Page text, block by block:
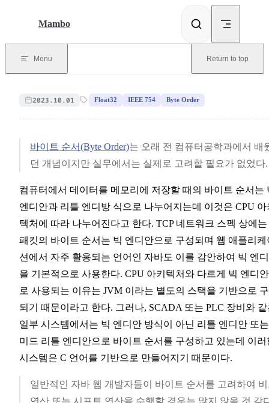
Mambo
Menu Return to top
2023.10.01 Float32 IEEE 754 Byte Order
바이트 순서(Byte Order)는 오래 전 컴퓨터공학과에서 배
던 개념이지만 실무에서는 실제로 고려할 필요가 없었다.
컴퓨터에서 데이터를 메모리에 저장할 때의 바이트 순서는
엔디안과 리틀 엔디방 식으로 나누어지는데 이것은 CPU 아
텍처에 따라 나누어진다고 한다. TCP 네트워크 스펙 상에는
패킷의 바이트 순서는 빅 엔디안으로 구성되며 웹 애플리케
션에서 자주 활용되는 언어인 자바도 이를 감안하여 빅 엔
을 기본적으로 사용한다. CPU 아키텍처와 다르게 빅 엔디
로 사용되는 이유는 JVM 이라는 별도의 스택을 기반으로
되기 때문이라고 한다. 그러나, SCADA 또는 PLC 장비와
일부 시스템에서는 빅 엔디안 방식이 아닌 리틀 엔디안 또는
미드 리틀 엔디안으로 바이트 순서를 구성하고 있는데 이러
시스템은 C 언어를 기반으로 만들어지기 때문이다.
일반적인 자바 웹 개발자들이 바이트 순서를 고려하여
연산 또는 시프트 연산을 수행할 경우는 많지 않을 것 같